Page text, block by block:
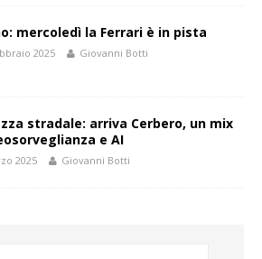
mercoledì la Ferrari è in pista
2025 Giovanni Botti
stradale: arriva Cerbero, un mix
e AI
2025 Giovanni Botti